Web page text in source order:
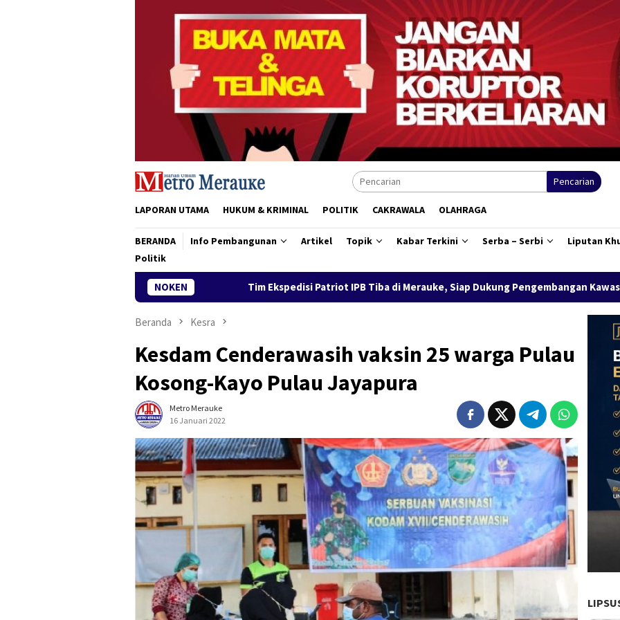
Pencarian
LAPORAN UTAMA HUKUM & KRIMINAL POLITIK CAKRAWALA OLAHRAGA
BERANDA Info Pembangunan Artikel Topik Kabar Terkini Serba – Serbi
Liputan
Politik
NOKEN
Tim Ekspedisi Patriot IPB Tiba di Merauke, Siap Dukung Pengembangan Kawasan Salor Berbasis Potensi Lokal
Beranda Kesra
Kesdam Cenderawasih vaksin 25 warga Pulau
Kosong-Kayo Pulau Jayapura
Metro Merauke
16 Januari 2022